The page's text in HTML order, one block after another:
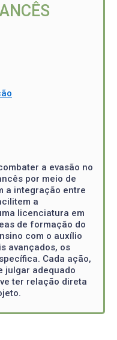
a evasão no
por meio de
a integração entre
a
licenciatura em
de formação do
com o auxílio
avançados, os
Cada ação,
julgar adequado
ter relação direta